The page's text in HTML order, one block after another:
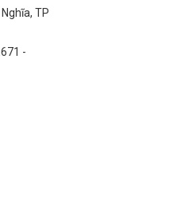
vực ngoài trời trong KCN, đảm
vực cần bảo vệ, như cổng,
5 Năm
TP
-